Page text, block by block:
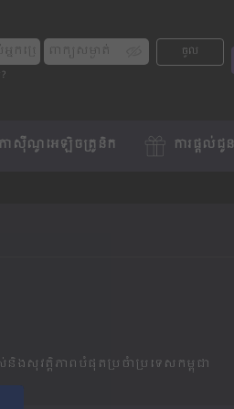
ចូល
កាស៊ីណូអេឡិចត្រូនិក ការផ្តល់ជូន
និងសុវត្តិភាពបំផុតប្រចំាប្រទេស​កម្ពុជា